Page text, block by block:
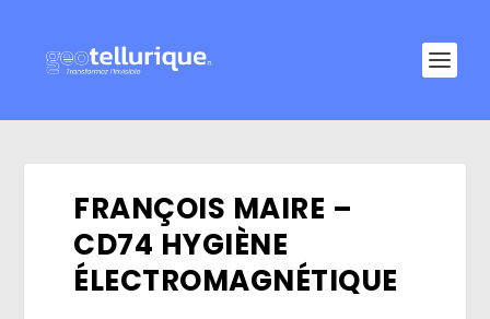
FRANÇOIS MAIRE –
CD74 HYGIÈNE
ÉLECTROMAGNÉTIQUE